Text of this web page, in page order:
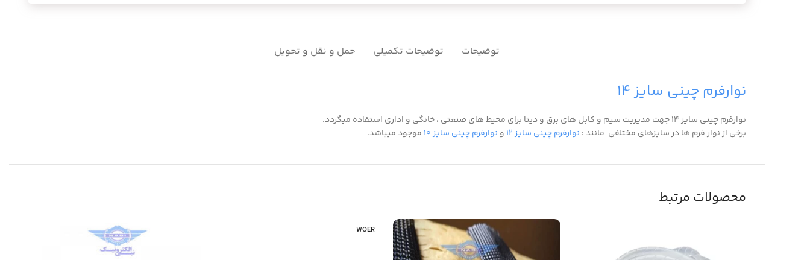
توضیحات توضیحات تکمیلی حمل و نقل و تحویل
نوارفرم چینی سایز ۱۴
نوارفرم چینی سایز ۱۴ جهت مدیریت سیم و کابل های برق و دیتا برای محیط های صنعتی ، خانگی و اداری استفاده میگردد.
برخی از نوار فرم ها در سایزهای مختلفی مانند : نوارفرم چینی سایز ۱۲ و نوارفرم چینی سایز ۱۰ موجود میباشد.
محصولات مرتبط
WOER